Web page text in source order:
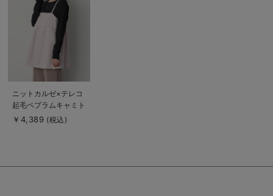
商
品
詳
を
ニットカルゼ×テレコ
起毛ペプラムキャミト
ップス マタニティ・
￥4,389 (税込)